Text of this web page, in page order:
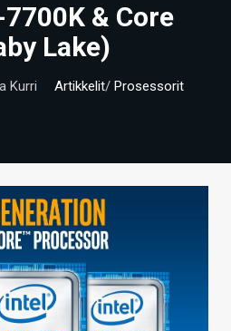
& Core
Lake)
Kurri Artikkelit/ Prosessorit